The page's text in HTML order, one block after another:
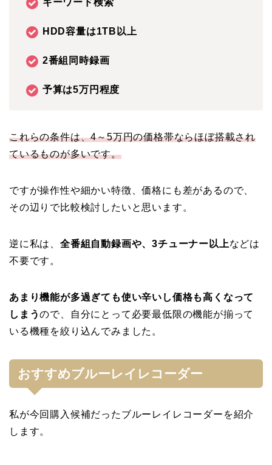
キーワード検索
HDD容量は1TB以上
2番組同時録画
予算は5万円程度
これらの条件は、4～5万円の価格帯ならほぼ搭載され
ているものが多いです。
ですが操作性や細かい特徴、価格にも差があるので、
その辺りで比較検討したいと思います。
逆に私は、 全番組自動録画や、3チューナー以上などは
不要です。
あまり機能が多過ぎても使い辛いし価格も高くなって
しまうので、自分にとって必要最低限の機能が揃って
いる機種を絞り込んでみました。
おすすめブルーレイレコーダー
私が今回購入候補だったブルーレイレコーダーを紹介
します。